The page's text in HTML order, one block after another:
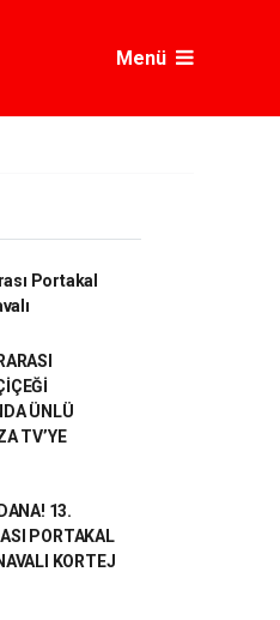
Menü
Portakal
ÜNLÜ
TV’YE
13.
PORTAKAL
KORTEJ